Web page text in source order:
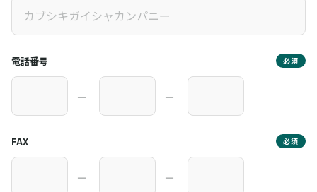
電話番号 必須
― ―
FAX 必須
― ―